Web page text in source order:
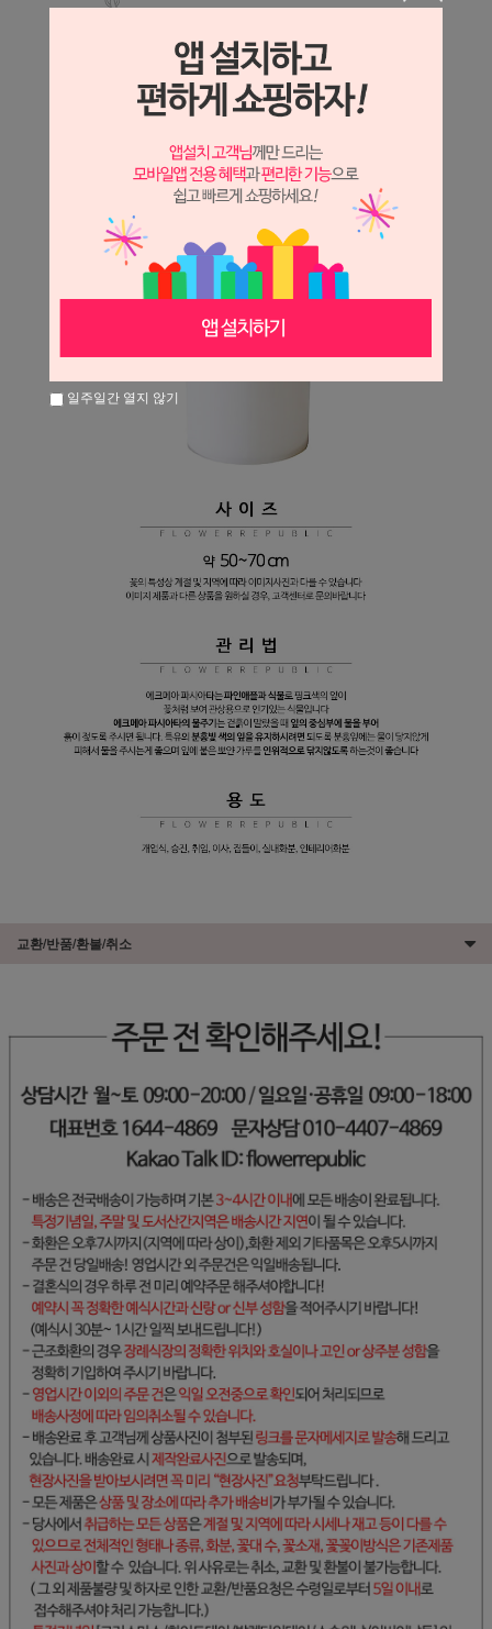
교환/반품/환불/취소
일주일간 열지 않기